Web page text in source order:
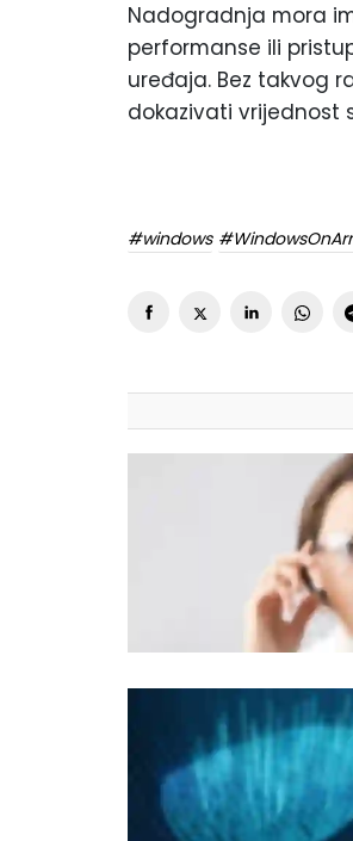
Nadogradnja mora
performanse ili
uređaja. Bez takvog
dokazivati vrijednost
#windows